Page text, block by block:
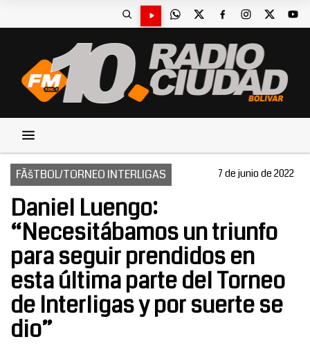
FÃšTBOL/TORNEO INTERLIGAS 7 de junio de 2022
Daniel Luengo:
“Necesitábamos un triunfo
para seguir prendidos en
esta última parte del Torneo
de Interligas y por suerte se
dio”